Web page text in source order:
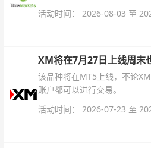
杆配置、支持软件及交易细则
活动时间： 2026-08-03 至
XM将在7月27日上线周末
该品种将在MT5上线，不论
账户都可以进行交易。
活动时间： 2026-07-23 至